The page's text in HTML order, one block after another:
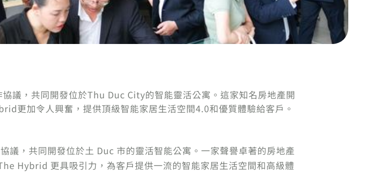
議，共同開發位於Thu Duc City的智能靈活公寓。這家知名房地產開
更加令人興奮，提供頂級智能家居生活空間4.0和優質體驗給客戶。
，共同開發位於土 Duc 市的靈活智能公寓。一家聲譽卓著的房地產
Hybrid 更具吸引力，為客戶提供一流的智能家居生活空間和高級體